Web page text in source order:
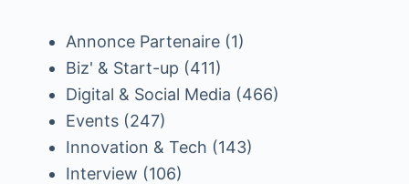
Annonce Partenaire(1)
Biz' & Start-up (411)
Digital & Social Media (466)
Events(247)
Innovation & Tech (143)
Interview (106)